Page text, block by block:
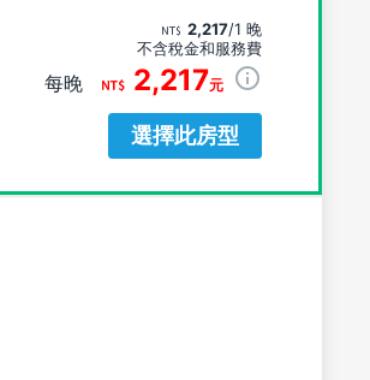
2,217/1 晚
不含稅金和服務費
每晚 2,217元
選擇此房型